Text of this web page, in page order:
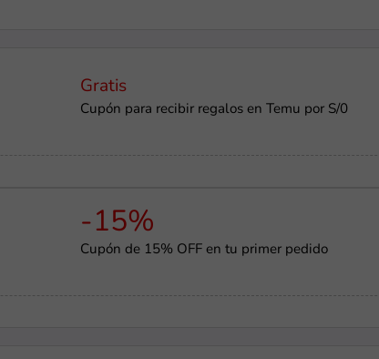
Gratis
Cupón para recibir regalos en Temu por S/0
-15%
Cupón de 15% OFF en tu primer pedido